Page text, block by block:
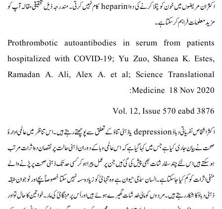
اکثر ان مریضوں میں خون کو پتلا کرنے کی دوا heparin کام نہیں کرتی۔ مندرجہ ذیل تحقیقی مقالہ آپ کو
مزید معلومات فراہم کرسکتا ہے۔
Prothrombotic autoantibodies in serum from patients
hospitalized with COVID-19; Yu Zuo, Shanea K. Estes,
Ramadan A. Ali, Alex A. et al; Science Translational
Medicine 18 Nov 2020:
Vol. 12, Issue 570 eabd 3876
اکثر اشخاص نفسیاتی دباؤ depression یا ذہنی تناؤ کے تعلق سے پوچھتے رہتے ہیں۔ اس تناظر میں عالمی ادارۂ
صحت نے بیان جاری کیا ہے جس میں کہا گیا ہے کہ اس عالمی وبا کے دوران ذہنی حالت پر نقصان دہ اثرات مرتب
ہو سکتے ہیں اس لئے چند سفارشات بھی پیش کی گئ ہیں جن پر عمل پیرا ہوکرکسی حد تک ذہنی صحت پر پڑنے والے
منفی اثرات کو کم کیا جا سکتا ہے۔ انسان سماجی حیوان ہے وہ تنہائ کو زیادہ سہہ نہیں سکتا خصوصاً بچے اور نوجوان طبقہ
ذہنی دباؤ کا شکار رہتے ہیں۔ مَردوں کو مالی خدشات گھیرے ہوئے ہیں اور اُس پر مہنگائ کی مار۔ خواتین کا حال تو اور